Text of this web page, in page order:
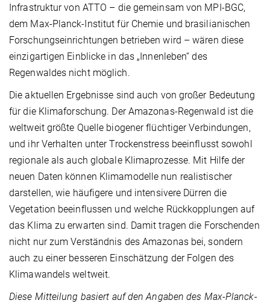
Infrastruktur von ATTO – die gemeinsam von MPI-BGC,
dem Max-Planck-Institut für Chemie und brasilianischen
Forschungseinrichtungen betrieben wird – wären diese
einzigartigen Einblicke in das „Innenleben“ des
Regenwaldes nicht möglich.
Die aktuellen Ergebnisse sind auch von großer Bedeutung
für die Klimaforschung. Der Amazonas-Regenwald ist die
weltweit größte Quelle biogener flüchtiger Verbindungen,
und ihr Verhalten unter Trockenstress beeinflusst sowohl
regionale als auch globale Klimaprozesse. Mit Hilfe der
neuen Daten können Klimamodelle nun realistischer
darstellen, wie häufigere und intensivere Dürren die
Vegetation beeinflussen und welche Rückkopplungen auf
das Klima zu erwarten sind. Damit tragen die Forschenden
nicht nur zum Verständnis des Amazonas bei, sondern
auch zu einer besseren Einschätzung der Folgen des
Klimawandels weltweit.
Diese Mitteilung basiert auf den Angaben des Max-Planck-